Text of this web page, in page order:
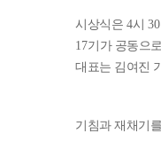
시상식은 4시 30
17기가 공동으
대표는 김여진
기침과 재채기